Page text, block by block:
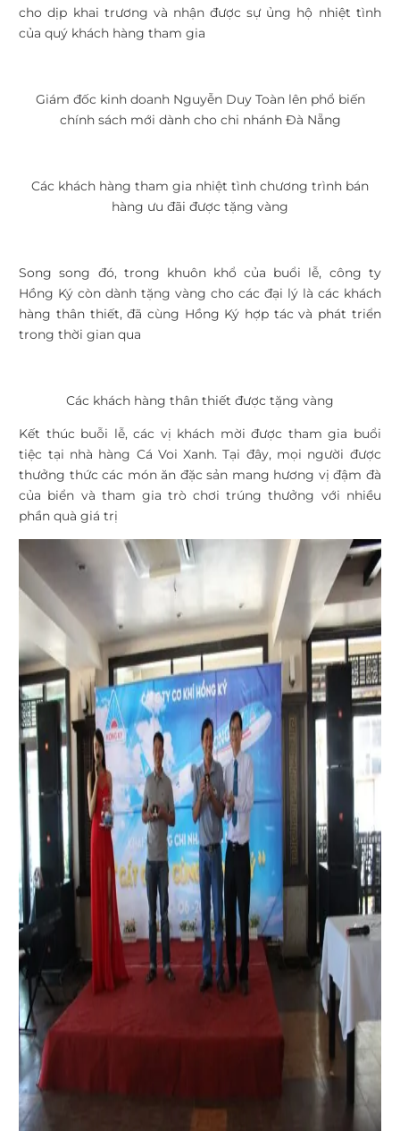
cho dịp khai trương và nhận được sự ủng hộ nhiệt tình
của quý khách hàng tham gia
Giám đốc kinh doanh Nguyễn Duy Toàn lên phổ biến
chính sách mới dành cho chi nhánh Đà Nẵng
Các khách hàng tham gia nhiệt tình chương trình bán
hàng ưu đãi được tặng vàng
Song song đó, trong khuôn khổ của buổi lễ, công ty
Hồng Ký còn dành tặng vàng cho các đại lý là các khách
hàng thân thiết, đã cùng Hồng Ký hợp tác và phát triển
trong thời gian qua
Các khách hàng thân thiết được tặng vàng
Kết thúc buỗi lễ, các vị khách mời được tham gia buổi
tiệc tại nhà hàng Cá Voi Xanh. Tại đây, mọi người được
thưởng thức các món ăn đặc sản mang hương vị đậm đà
của biển và tham gia trò chơi trúng thưởng với nhiều
phần quà giá trị